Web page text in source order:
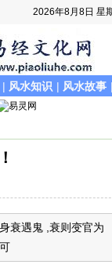
2026年8月8日 星
| 风水知识 | 风水故事 |
衰遇鬼 ,衰则变官为